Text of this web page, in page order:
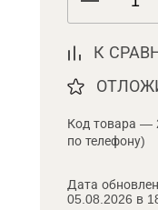
К
Код товара —
по телефону)
Дата
05.08.2026 в